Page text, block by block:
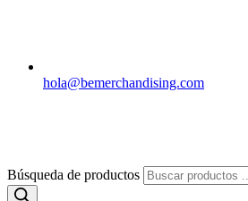
hola@bemerchandising.com
Búsqueda de productos